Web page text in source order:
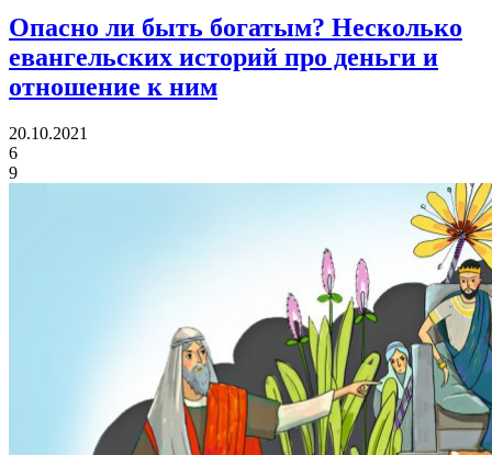
Опасно ли быть богатым? Несколько
евангельских историй про деньги и
отношение к ним
20.10.2021
6
9